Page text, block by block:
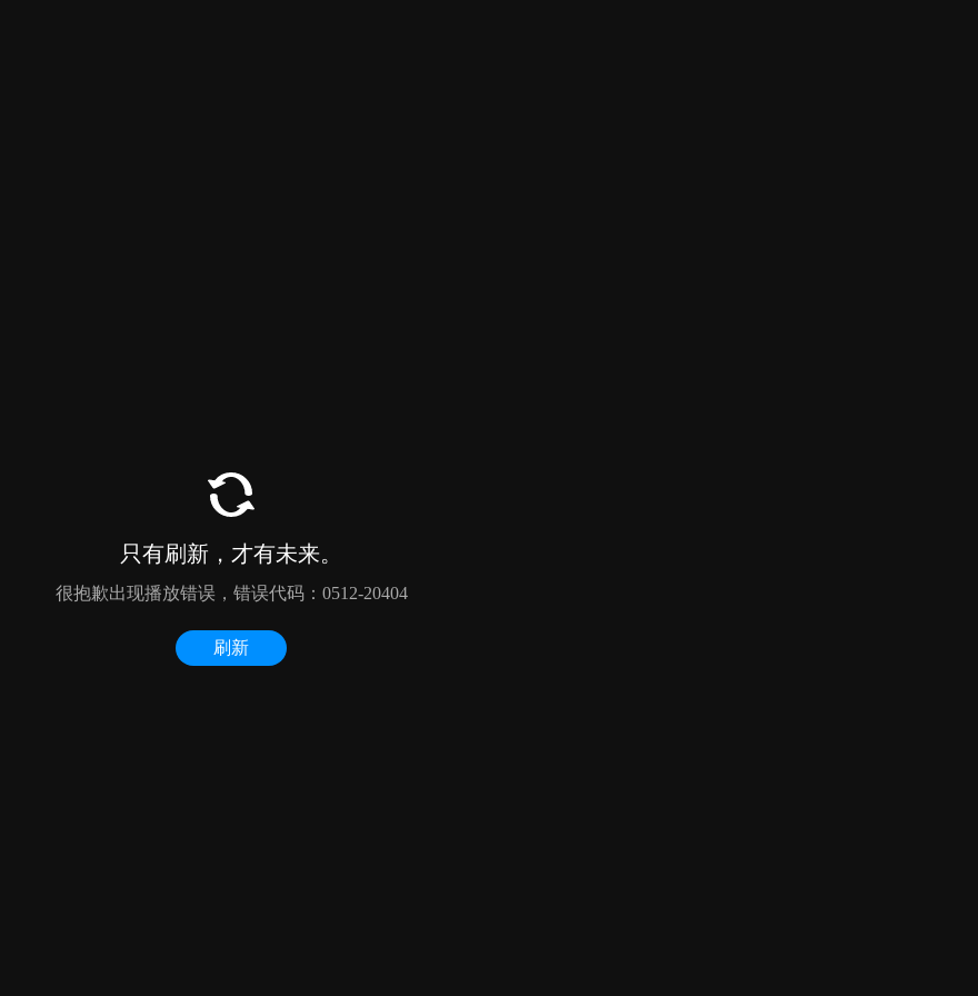
只有刷新，才有未来。
很抱歉出现播放错误，错误代码：0512-20404
刷新